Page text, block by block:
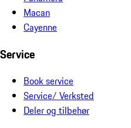
Macan
Cayenne
Service
Book service
Service/ Verksted
Deler og tilbehør